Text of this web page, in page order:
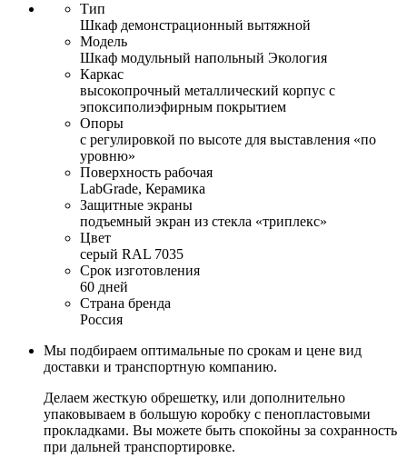
Тип
Шкаф демонстрационный вытяжной
Модель
Шкаф модульный напольный Экология
Каркас
высокопрочный металлический корпус с
эпоксиполиэфирным покрытием
Опоры
с регулировкой по высоте для выставления «по
уровню»
Поверхность рабочая
LabGrade, Керамика
Защитные экраны
подъемный экран из стекла «триплекс»
Цвет
серый RAL 7035
Срок изготовления
60 дней
Страна бренда
Россия
Мы подбираем оптимальные по срокам и цене вид
доставки и транспортную компанию.
Делаем жесткую обрешетку, или дополнительно
упаковываем в большую коробку с пенопластовыми
прокладками. Вы можете быть спокойны за сохранность
при дальней транспортировке.